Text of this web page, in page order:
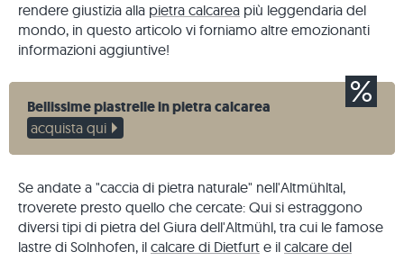
rendere giustizia alla pietra calcarea più leggendaria del
mondo, in questo articolo vi forniamo altre emozionanti
informazioni aggiuntive!
Bellissime piastrelle in pietra calcarea
acquista qui
Se andate a "caccia di pietra naturale" nell'Altmühltal,
troverete presto quello che cercate: Qui si estraggono
diversi tipi di pietra del Giura dell'Altmühl, tra cui le famose
lastre di Solnhofen, il calcare di Dietfurt e il calcare del